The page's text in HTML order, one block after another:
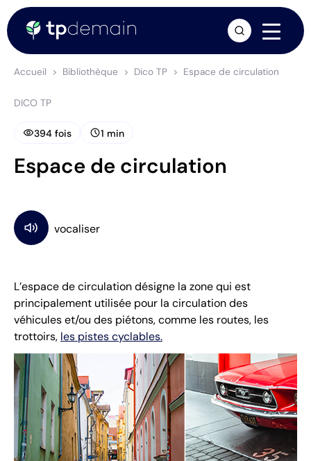
Accueil Bibliothèque Dico TP Espace de circulation
DICO TP
visibility394 fois schedule1 min
Espace de circulation
L’espace de circulation désigne la zone qui est
principalement utilisée pour la circulation des
véhicules et/ou des piétons, comme les routes, les
trottoirs, les pistes cyclables.
arrow_forward